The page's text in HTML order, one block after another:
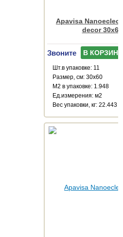
Apavisa
decor 30x60
Звоните В КОРЗИНУ
Шт.в упаковке: 11
Размер, см: 30x60
М2 в упаковке: 1.948
Ед.измерения: м2
Веc упаковки, кг: 22.443